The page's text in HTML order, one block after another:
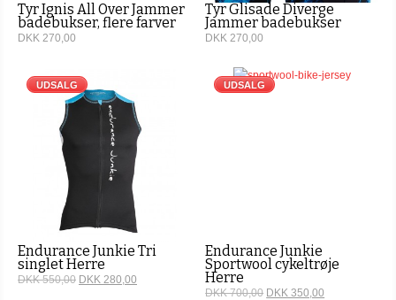
Tyr Ignis All Over Jammer
badebukser, flere farver
DKK 270,00
Tyr Glisade Diverge
Jammer badebukser
DKK 270,00
UDSALG
Endurance Junkie Tri
singlet Herre
DKK 550,00 DKK 280,00
UDSALG
Endurance Junkie
Sportwool cykeltrøje
Herre
DKK 700,00 DKK 350,00